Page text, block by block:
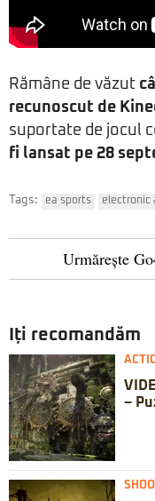
Rămâne de văzut
recunoscut de
suportate de jocul
fi lansat pe 28
Tags: ea sports electronic
Urmărește
Iți recomandăm
–